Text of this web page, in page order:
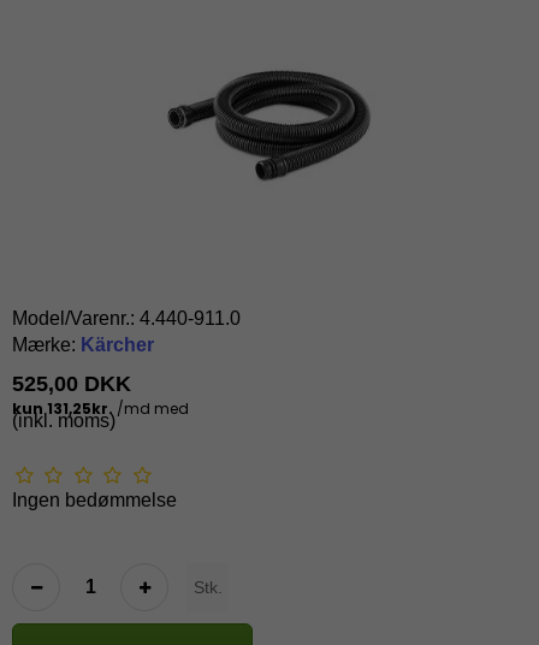
Model/Varenr.: 4.440-911.0
Mærke: Kärcher
525,00 DKK
(inkl. moms)
Ingen bedømmelse
Stk.